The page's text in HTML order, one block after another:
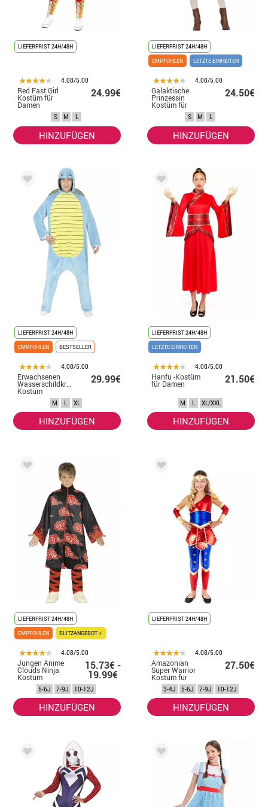
LIEFERFRIST 24H/48H
4.08/5.00
Red Fast Girl
Kostüm für
Damen
24.99€
S M L
HINZUFÜGEN
LIEFERFRIST 24H/48H
EMPFOHLEN
LETZTE EINHEITEN
4.08/5.00
Galaktische
Prinzessin
Kostüm für
24.50€
S M L
HINZUFÜGEN
LIEFERFRIST 24H/48H
EMPFOHLEN
BESTSELLER
4.08/5.00
Erwachsenen
Wasserschildkröte
Kostüm
29.99€
M L XL
HINZUFÜGEN
LIEFERFRIST 24H/48H
LETZTE EINHEITEN
4.08/5.00
Hanfu -Kostüm
für Damen 21.50€
M L XL/XXL
HINZUFÜGEN
LIEFERFRIST 24H/48H
EMPFOHLEN
BLITZANGEBOT ⚡
4.08/5.00
Jungen Anime
Clouds Ninja
Kostüm
15.73€ -
19.99€
5-6J 7-9J 10-12J
HINZUFÜGEN
LIEFERFRIST 24H/48H
4.08/5.00
Amazonian
Super Warrior
Kostüm für
Mädchen
27.50€
3-4J 5-6J 7-9J 10-12J
HINZUFÜGEN